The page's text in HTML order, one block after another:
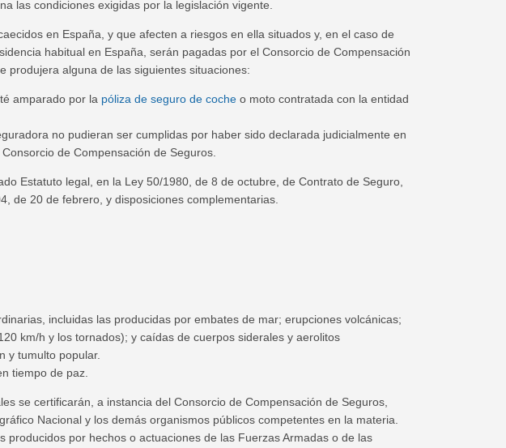
las condiciones exigidas por la legislación vigente.
en España, y que afecten a riesgos en ella situados y, en el caso de
habitual en España, serán pagadas por el Consorcio de Compensación
produjera alguna de las siguientes situaciones:
amparado por la póliza de seguro de cocheo moto contratada con la entidad
no pudieran ser cumplidas por haber sido declarada judicialmente en
de Compensación de Seguros.
Estatuto legal, en la Ley 50/1980, de 8 de octubre, de Contrato de Seguro,
de 20 de febrero, y disposiciones complementarias.
incluidas las producidas por embates de mar; erupciones volcánicas;
km/h y los tornados); y caídas de cuerpos siderales y aerolitos
y tumulto popular.
tiempo de paz.
se certificarán, a instancia del Consorcio de Compensación de Seguros,
Nacional y los demás organismos públicos competentes en la materia.
por hechos o actuaciones de las Fuerzas Armadas o de las